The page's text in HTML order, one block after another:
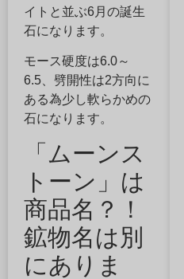
イトと並ぶ6月の誕生
石になります。
モース硬度は6.0～
6.5、劈開性は2方向に
ある為少し軟らかめの
石になります。
「ムーンス
トーン」は
商品名？！
鉱物名は別
にありま